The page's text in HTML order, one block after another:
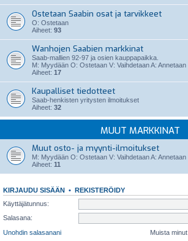
Ostetaan Saabin osat ja tarvikkeet
O: Ostetaan
Aiheet: 93
Wanhojen Saabien markkinat
Saab-mallien 92-97 ja osien kauppapaikka.
M: Myydään O: Ostetaan V: Vaihdetaan A: Annetaan
Aiheet: 17
Kaupalliset tiedotteet
Saab-henkisten yritysten ilmoitukset
Aiheet: 32
MUUT MARKKINAT
Muut osto- ja myynti-ilmoitukset
M: Myydään O: Ostetaan V: Vaihdetaan A: Annetaan
Aiheet: 11
KIRJAUDU SISÄÄN • REKISTERÖIDY
Käyttäjätunnus:
Salasana:
Unohdin salasanani
Muista minut